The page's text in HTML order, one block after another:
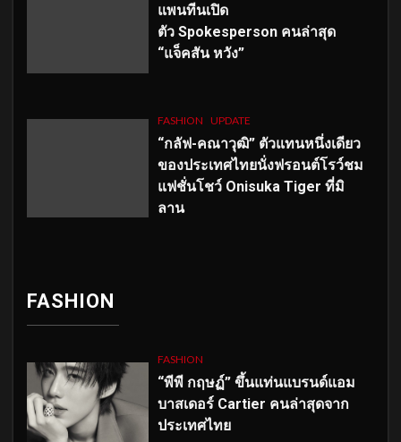
แพนทีนเปิด
ตัว Spokesperson คนล่าสุด
“แจ็คสัน หวัง”
FASHION UPDATE
“กลัฟ-คณาวุฒิ” ตัวแทนหนึ่งเดียว
ของประเทศไทยนั่งฟรอนต์โรว์ชม
แฟชั่นโชว์ Onisuka Tiger ที่มิ
ลาน
FASHION
FASHION
“พีพี กฤษฏ์” ขึ้นแท่นแบรนด์แอม
บาสเดอร์ Cartier คนล่าสุดจาก
ประเทศไทย